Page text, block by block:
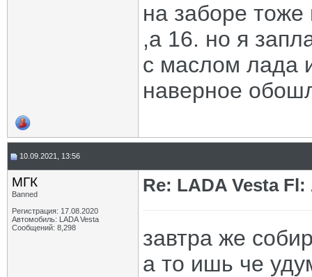
на заборе
,а 16. но я
с маслом лада
наверное
10.09.2021, 13:56
МГК
Banned
Регистрация: 17.08.2020
Автомобиль: LADA Vesta
Сообщений: 8,298
Re: LADA Vesta
завтра же
а то ишь че